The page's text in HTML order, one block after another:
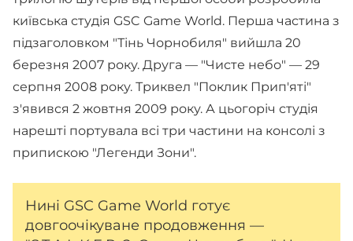
київська студія GSC Game World. Перша частина з
підзаголовком "Тінь Чорнобиля" вийшла 20
березня 2007 року. Друга — "Чисте небо" — 29
серпня 2008 року. Триквел "Поклик Прип'яті"
з'явився 2 жовтня 2009 року. А цьогоріч студія
нарешті портувала всі три частини на консолі з
припискою "Легенди Зони".
Нині GSC Game World готує
довгоочікуване продовження —